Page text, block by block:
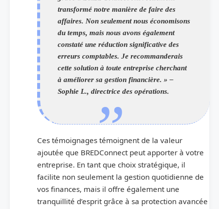
transformé notre manière de faire des
affaires. Non seulement nous économisons
du temps, mais nous avons également
constaté une réduction significative des
erreurs comptables. Je recommanderais
cette solution à toute entreprise cherchant
à améliorer sa gestion financière. » –
Sophie L., directrice des opérations.
Ces témoignages témoignent de la valeur
ajoutée que BREDConnect peut apporter à votre
entreprise. En tant que choix stratégique, il
facilite non seulement la gestion quotidienne de
vos finances, mais il offre également une
tranquillité d’esprit grâce à sa protection avancée